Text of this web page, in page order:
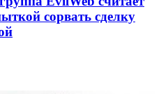
сорвать сделку